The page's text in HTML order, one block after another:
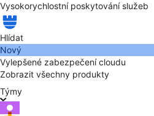
Vysokorychlostní poskytování služeb
Hlídat
Nový
Vylepšené zabezpečení cloudu
Zobrazit všechny produkty
Týmy